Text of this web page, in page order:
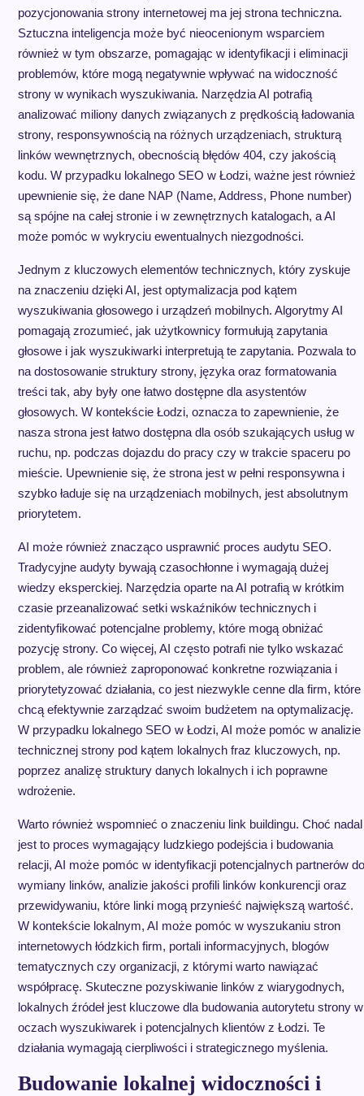
pozycjonowania strony internetowej ma jej strona techniczna.
Sztuczna inteligencja może być nieocenionym wsparciem
również w tym obszarze, pomagając w identyfikacji i eliminacji
problemów, które mogą negatywnie wpływać na widoczność
strony w wynikach wyszukiwania. Narzędzia AI potrafią
analizować miliony danych związanych z prędkością ładowania
strony, responsywnością na różnych urządzeniach, strukturą
linków wewnętrznych, obecnością błędów 404, czy jakością
kodu. W przypadku lokalnego SEO w Łodzi, ważne jest również
upewnienie się, że dane NAP (Name, Address, Phone number)
są spójne na całej stronie i w zewnętrznych katalogach, a AI
może pomóc w wykryciu ewentualnych niezgodności.
Jednym z kluczowych elementów technicznych, który zyskuje
na znaczeniu dzięki AI, jest optymalizacja pod kątem
wyszukiwania głosowego i urządzeń mobilnych. Algorytmy AI
pomagają zrozumieć, jak użytkownicy formułują zapytania
głosowe i jak wyszukiwarki interpretują te zapytania. Pozwala to
na dostosowanie struktury strony, języka oraz formatowania
treści tak, aby były one łatwo dostępne dla asystentów
głosowych. W kontekście Łodzi, oznacza to zapewnienie, że
nasza strona jest łatwo dostępna dla osób szukających usług w
ruchu, np. podczas dojazdu do pracy czy w trakcie spaceru po
mieście. Upewnienie się, że strona jest w pełni responsywna i
szybko ładuje się na urządzeniach mobilnych, jest absolutnym
priorytetem.
AI może również znacząco usprawnić proces audytu SEO.
Tradycyjne audyty bywają czasochłonne i wymagają dużej
wiedzy eksperckiej. Narzędzia oparte na AI potrafią w krótkim
czasie przeanalizować setki wskaźników technicznych i
zidentyfikować potencjalne problemy, które mogą obniżać
pozycję strony. Co więcej, AI często potrafi nie tylko wskazać
problem, ale również zaproponować konkretne rozwiązania i
priorytetyzować działania, co jest niezwykle cenne dla firm, które
chcą efektywnie zarządzać swoim budżetem na optymalizację.
W przypadku lokalnego SEO w Łodzi, AI może pomóc w analizie
technicznej strony pod kątem lokalnych fraz kluczowych, np.
poprzez analizę struktury danych lokalnych i ich poprawne
wdrożenie.
Warto również wspomnieć o znaczeniu link buildingu. Choć nadal
jest to proces wymagający ludzkiego podejścia i budowania
relacji, AI może pomóc w identyfikacji potencjalnych partnerów do
wymiany linków, analizie jakości profili linków konkurencji oraz
przewidywaniu, które linki mogą przynieść największą wartość.
W kontekście lokalnym, AI może pomóc w wyszukaniu stron
internetowych łódzkich firm, portali informacyjnych, blogów
tematycznych czy organizacji, z którymi warto nawiązać
współpracę. Skuteczne pozyskiwanie linków z wiarygodnych,
lokalnych źródeł jest kluczowe dla budowania autorytetu strony w
oczach wyszukiwarek i potencjalnych klientów z Łodzi. Te
działania wymagają cierpliwości i strategicznego myślenia.
Budowanie lokalnej widoczności i